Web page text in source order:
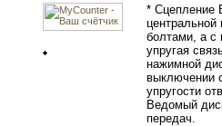
* Сцепление
болтами, а с
упругая
нажимной
выключении
упругости
Ведомый
передач.